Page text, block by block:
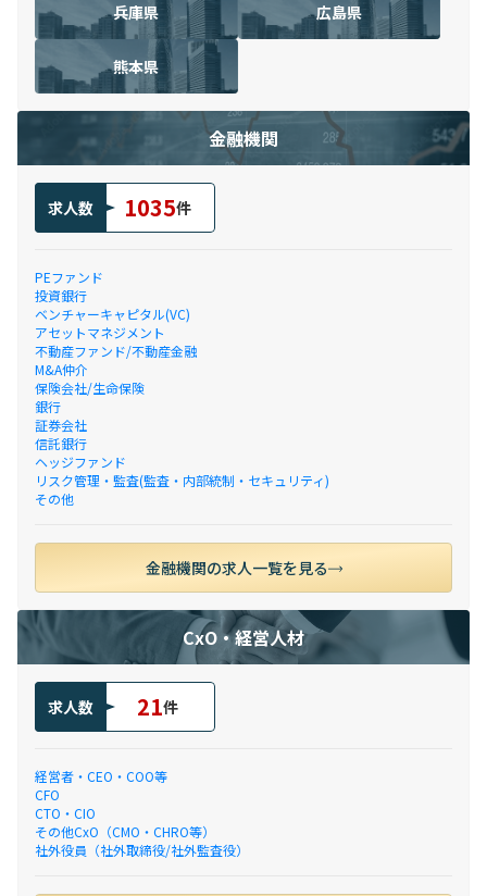
兵庫県 広島県
熊本県
金融機関
求人数 1035件
PEファンド
投資銀行
ベンチャーキャピタル(VC)
アセットマネジメント
不動産ファンド/不動産金融
M&A仲介
保険会社/生命保険
銀行
証券会社
信託銀行
ヘッジファンド
リスク管理・監査(監査・内部統制・セキュリティ)
その他
金融機関の求人一覧を見る
CxO・経営人材
求人数 21件
経営者・CEO・COO等
CFO
CTO・CIO
その他CxO（CMO・CHRO等）
社外役員（社外取締役/社外監査役）